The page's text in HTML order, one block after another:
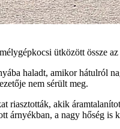
ütközött össze
haladt, amikor hátulról
nem sérült meg.
riasztották, akik
árnyékban, a nagy hőség is